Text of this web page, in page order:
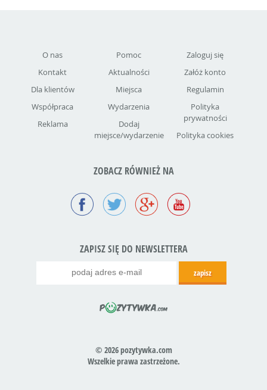
O nas
Kontakt
Dla klientów
Współpraca
Reklama
Pomoc
Aktualności
Miejsca
Wydarzenia
Dodaj
miejsce/wydarzenie
Zaloguj się
Załóż konto
Regulamin
Polityka
prywatności
Polityka cookies
ZOBACZ RÓWNIEŻ NA
ZAPISZ SIĘ DO NEWSLETTERA
© 2026 pozytywka.com
Wszelkie prawa zastrzeżone.